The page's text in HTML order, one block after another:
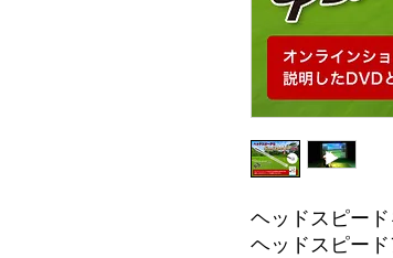
ヘッドスピー
ヘッドスピー